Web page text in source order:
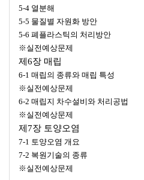
5-4 열분해
5-5 물질별 자원화 방안
5-6 폐플라스틱의 처리방안
※실전예상문제
제6장 매립
6-1 매립의 종류와 매립 특성
※실전예상문제
6-2 매립지 차수설비와 처리공법
※실전예상문제
제7장 토양오염
7-1 토양오염 개요
7-2 복원기술의 종류
※실전예상문제